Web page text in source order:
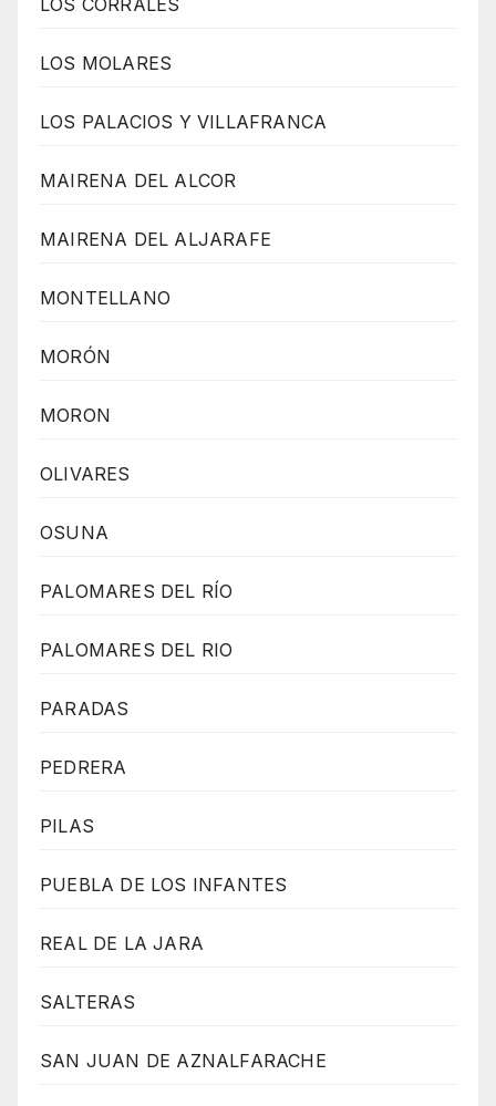
LOS MOLARES
LOS PALACIOS Y VILLAFRANCA
MAIRENA DEL ALCOR
MAIRENA DEL ALJARAFE
MONTELLANO
MORÓN
MORON
OLIVARES
OSUNA
PALOMARES DEL RÍO
PALOMARES DEL RIO
PARADAS
PEDRERA
PILAS
PUEBLA DE LOS INFANTES
REAL DE LA JARA
SALTERAS
SAN JUAN DE AZNALFARACHE